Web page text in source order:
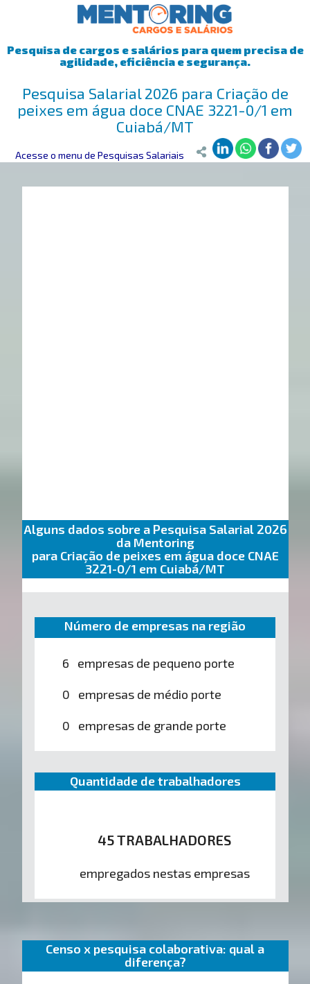
Pesquisa de cargos e salários para quem precisa de
agilidade, eficiência e segurança.
Pesquisa Salarial 2026 para Criação de
peixes em água doce CNAE 3221-0/1 em
Cuiabá/MT
Mentoring>Pesquisa Salarial>Cuiabá/MT>Criação de peixes em
Acesse o menu de Pesquisas Salariais
Alguns dados sobre a Pesquisa Salarial 2026
da Mentoring
para Criação de peixes em água doce CNAE
3221-0/1 em Cuiabá/MT
Número de empresas na região
6 empresas de pequeno porte
0 empresas de médio porte
0 empresas de grande porte
Quantidade de trabalhadores
45 TRABALHADORES
empregados nestas empresas
Censo x pesquisa colaborativa: qual a
diferença?